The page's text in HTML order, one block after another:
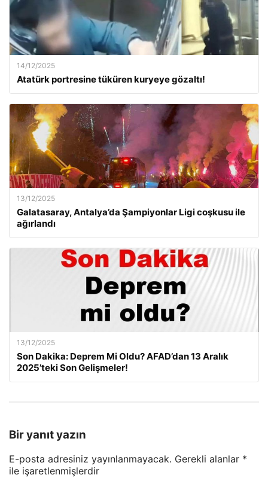
14/12/2025
Atatürk portresine tüküren kuryeye gözaltı!
13/12/2025
Galatasaray, Antalya’da Şampiyonlar Ligi coşkusu ile
ağırlandı
13/12/2025
Son Dakika: Deprem Mi Oldu? AFAD’dan 13 Aralık
2025’teki Son Gelişmeler!
Bir yanıt yazın
E-posta adresiniz yayınlanmayacak. Gerekli alanlar *
ile işaretlenmişlerdir